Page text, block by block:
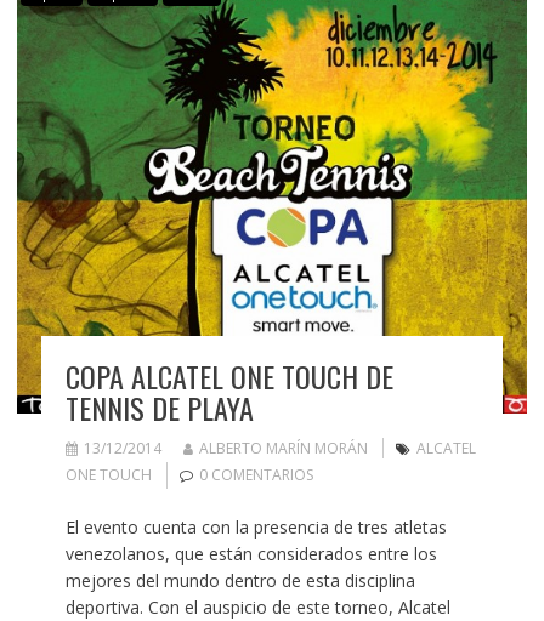
COPA ALCATEL ONE TOUCH DE
TENNIS DE PLAYA
13/12/2014 ALBERTO MARÍN MORÁN
ALCATEL
ONE TOUCH
0 COMENTARIOS
El evento cuenta con la presencia de tres atletas
venezolanos, que están considerados entre los
mejores del mundo dentro de esta disciplina
deportiva. Con el auspicio de este torneo, Alcatel